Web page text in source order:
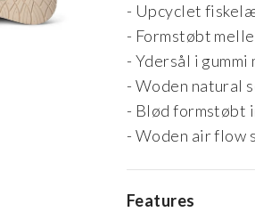
- Upcyclet
- Formstøbt
- Ydersål i gummi
- Woden natural
- Blød formstøbt
- Woden air flow
Features